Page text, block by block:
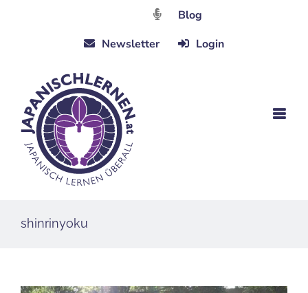
Blog
Newsletter
Login
shinrinyoku